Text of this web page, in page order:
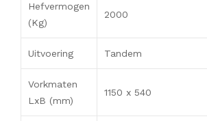
Hefvermogen
(Kg)
2000
Uitvoering Tandem
Vorkmaten
LxB (mm)
1150 x 540